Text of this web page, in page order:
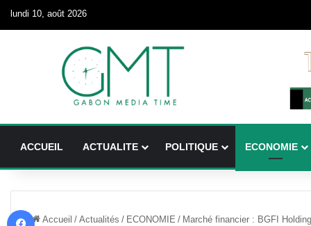
lundi 10, août 2026
ACCUEIL ACTUALITE POLITIQUE ECONOMIE
Accueil / Actualités / ECONOMIE / Marché financier : BGFI